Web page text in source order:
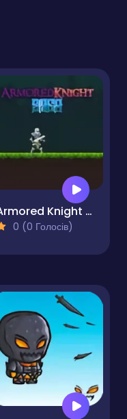
Armored Knight Saga
0 (0 Голосів)